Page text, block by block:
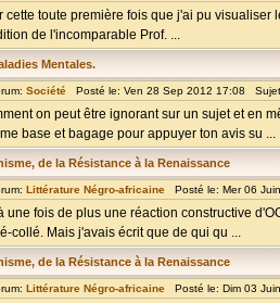
cette toute première fois que j'ai pu visualiser
de l'incomparable Prof. ...
Mentales.
Société Posté le: Ven 28 Sep 2012 17:08
on peut être ignorant sur un sujet et en
base et bagage pour appuyer ton avis su ...
de la Résistance à la Renaissance
Littérature Négro-africaine Posté le: Mer 06
une fois de plus une réaction constructive
collé. Mais j'avais écrit que de qui qu ...
de la Résistance à la Renaissance
Littérature Négro-africaine Posté le: Dim 03